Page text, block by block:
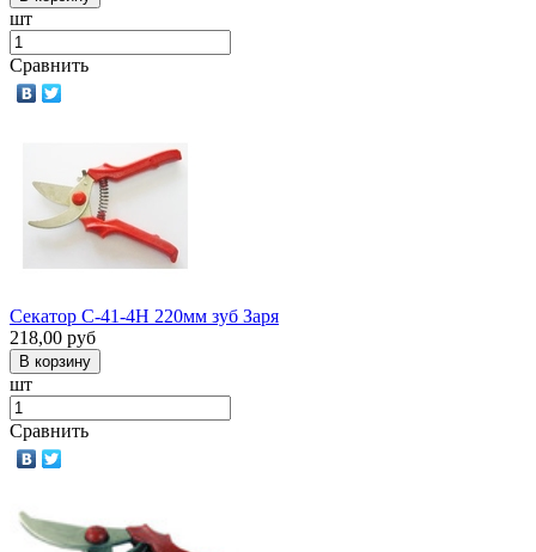
шт
Сравнить
Секатор С-41-4Н 220мм зуб Заря
218,00 руб
шт
Сравнить